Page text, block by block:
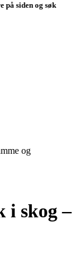
på siden og søk
og
skog –